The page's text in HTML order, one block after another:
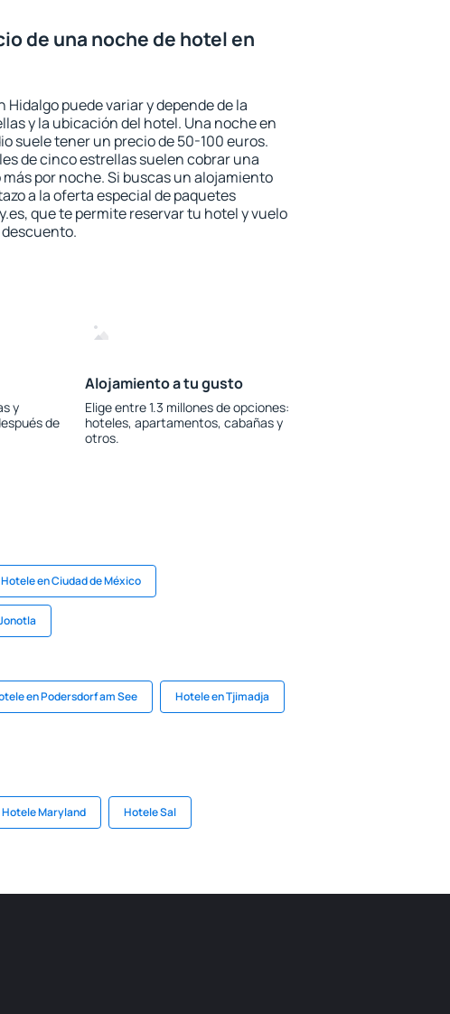
de una noche de hotel en
Hidalgo puede variar y depende de la
y la ubicación del hotel. Una noche en
suele tener un precio de 50-100 euros.
de cinco estrellas suelen cobrar una
por noche. Si buscas un alojamiento
a la oferta especial de paquetes
que te permite reservar tu hotel y vuelo
y
de
Alojamiento a tu gusto
Elige entre 1.3 millones de opciones:
hoteles, apartamentos, cabañas y
otros.
Hotele en Ciudad de México
en Podersdorf am See Hotele en Tjimadja
Hotele Maryland Hotele Sal